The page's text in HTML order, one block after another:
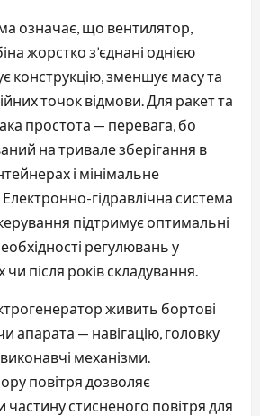
означає, що вентилятор,
жорстко з’єднані однією
конструкцію, зменшує масу та
точок відмови. Для ракет та
простота — перевага, бо
на тривале зберігання в
і мінімальне
гідравлічна система
підтримує оптимальні
регулювань у
після років складування.
живить бортові
апарата — навігацію, головку
механізми.
повітря дозволяє
частину стисненого повітря для